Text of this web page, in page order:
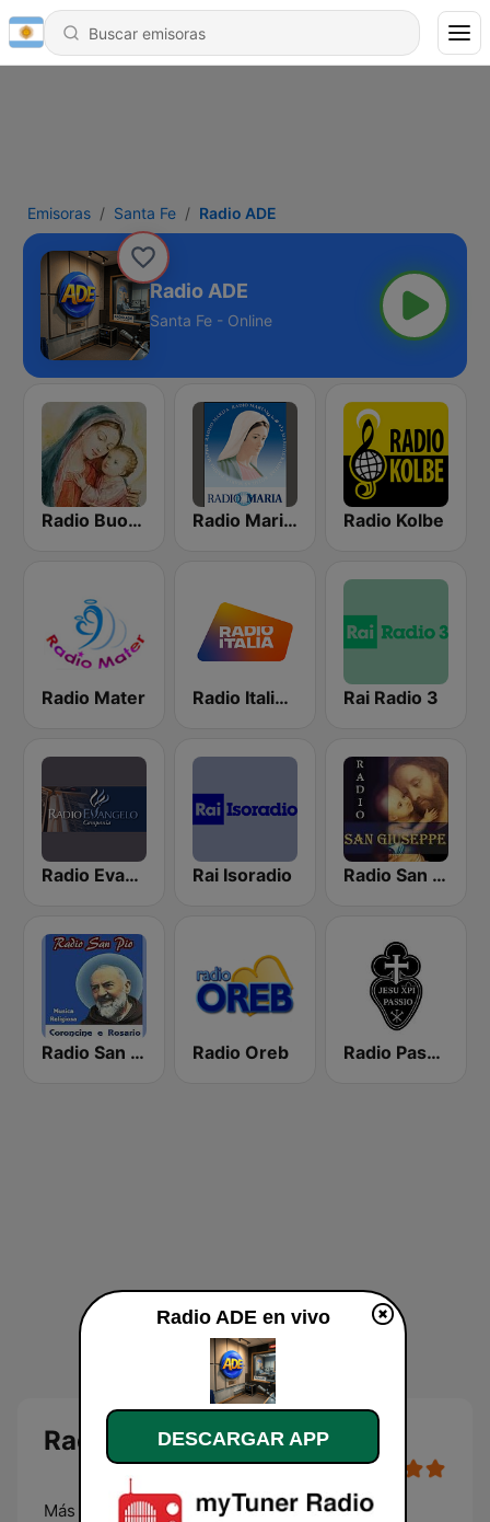
Emisoras Santa Fe Radio ADE
Radio ADE
Santa Fe - Online
Radio Buon Consiglio Radio Maria Italy Radio Kolbe
Radio Mater Radio Italia solomusicaitaliana Rai Radio 3
Radio Evangelo Campania Rai Isoradio Radio San Giuseppe
Radio San Pio Radio Oreb Radio Passio Christi
Radio ADE en vivo
Más radio, Más tuya, más nuestra y más de Él
Radio ADE en vivo
DESCARGAR APP